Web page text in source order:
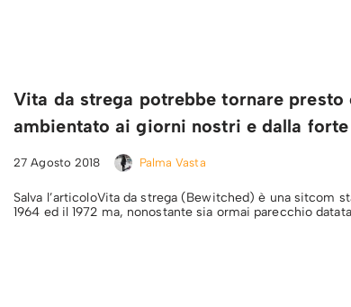
Vita da strega potrebbe tornare presto
ambientato ai giorni nostri e dalla
27 Agosto 2018 Palma Vasta
Salva l’articoloVita da strega (Bewitched) è una sitcom
1964 ed il 1972 ma, nonostante sia ormai parecchio